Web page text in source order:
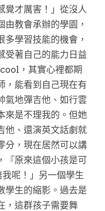
覺才厲害！」從沒人
由教會承辦的學園，
學習技能的機會，
受著自己的能力日益
，其實心裡都期
，能看到自己現在有
氣地彈吉他、如行雲
來是不理我的。但她
他、還演英文話劇就
分，現在居然可以講
『原來這個小孩是可
呢！」另一個學生
學生的縮影。過去是
，這群孩子需要舞